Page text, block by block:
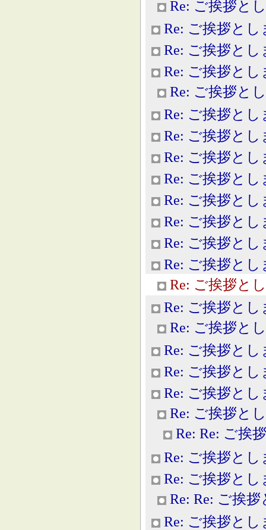
Re: ご挨拶と
Re: ご挨拶とし
Re: ご挨拶とし
Re: ご挨拶とし
Re: ご挨拶と
Re: ご挨拶とし
Re: ご挨拶とし
Re: ご挨拶とし
Re: ご挨拶とし
Re: ご挨拶とし
Re: ご挨拶とし
Re: ご挨拶とし
Re: ご挨拶とし
Re: ご挨拶と
Re: ご挨拶とし
Re: ご挨拶と
Re: ご挨拶とし
Re: ご挨拶とし
Re: ご挨拶とし
Re: ご挨拶と
Re: Re: ご挨
Re: ご挨拶とし
Re: ご挨拶とし
Re: Re: ご挨
Re: ご挨拶とし